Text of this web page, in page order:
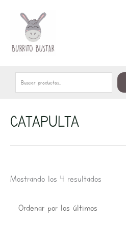
contenido
CATAPULTA
Mostrando los 4 resultados
últimos